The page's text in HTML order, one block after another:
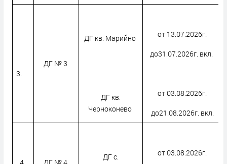
3.
ДГ № 3
ДГ кв. Марийно
ДГ кв.
Черноконево
от 13.07.2026г.
до31.07.2026г. вкл.
от 03.08.2026г.
до21.08.2026г. вкл.
ДГ с.
от 03.08.2026г.